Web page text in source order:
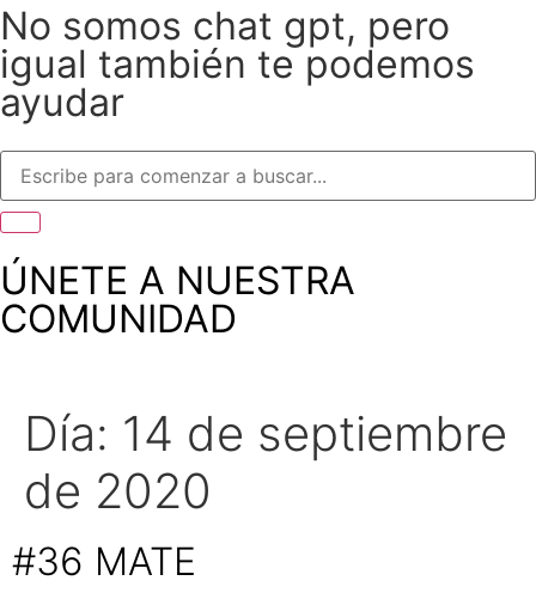
No somos chat gpt, pero
igual también te podemos
ayudar
ÚNETE A NUESTRA
COMUNIDAD
Día: 14 de septiembre
de 2020
#36 MATE